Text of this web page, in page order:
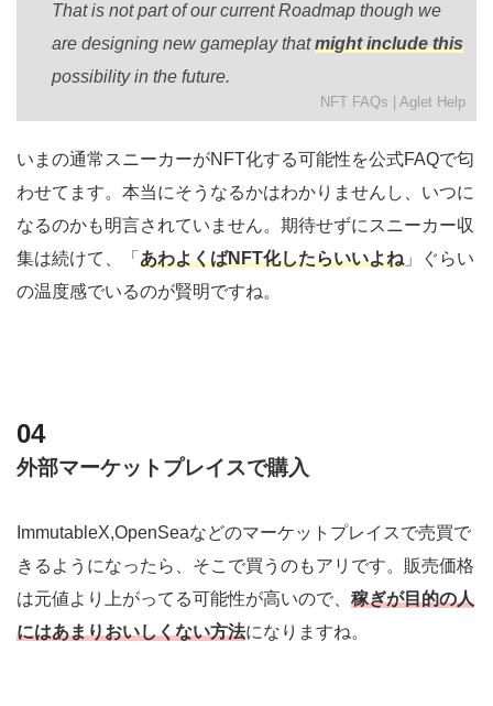
That is not part of our current Roadmap though we
are designing new gameplay thatmight include this
possibility in the future.
NFT FAQs | Aglet Help
いまの通常スニーカーがNFT化する可能性を公式FAQで匂
わせてます。本当にそうなるかはわかりませんし、いつに
なるのかも明言されていません。期待せずにスニーカー収
集は続けて、「 あわよくばNFT化したらいいよね 」ぐらい
の温度感でいるのが賢明ですね。
外部マーケットプレイスで購入
ImmutableX,OpenSeaなどのマーケットプレイスで売買で
きるようになったら、そこで買うのもアリです。販売価格
は元値より上がってる可能性が高いので、 稼ぎが目的の人
にはあまりおいしくない方法になりますね。